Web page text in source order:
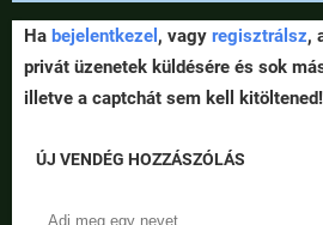
Ha bejelentkezel , vagy regisztrálsz,
privát üzenetek küldésére és sok
illetve a captchát sem kell kitöltened!
ÚJ VENDÉG HOZZÁSZÓLÁS